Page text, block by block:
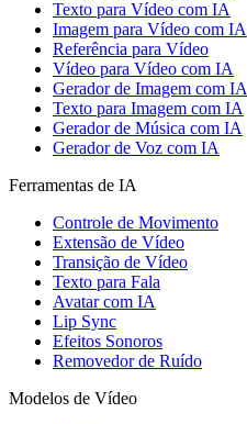
Texto para Vídeo com IA
Imagem para Vídeo com IA
Referência para Vídeo
Vídeo para Vídeo com IA
Gerador de Imagem com IA
Texto para Imagem com IA
Gerador de Música com IA
Gerador de Voz com IA
Ferramentas de IA
Controle de Movimento
Extensão de Vídeo
Transição de Vídeo
Texto para Fala
Avatar com IA
Lip Sync
Efeitos Sonoros
Removedor de Ruído
Modelos de Vídeo